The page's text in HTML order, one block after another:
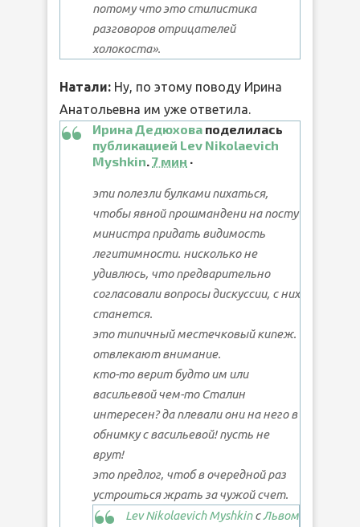
потому что это стилистика
разговоров отрицателей
холокоста».
Натали: Ну, по этому поводу Ирина
Анатольевна им уже ответила.
Ирина Дедюхова поделилась
публикацией Lev Nikolaevich
Myshkin. 7 мин ·
эти полезли булками пихаться,
чтобы явной прошмандени на посту
министра придать видимость
легитимности. нисколько не
удивлюсь, что предварительно
согласовали вопросы дискуссии, с них
станется.
это типичный местечковый кипеж.
отвлекают внимание.
кто-то верит будто им или
васильевой чем-то Сталин
интересен? да плевали они на него в
обнимку с васильевой! пусть не
врут!
это предлог, чтоб в очередной раз
устроиться жрать за чужой счет.
Lev Nikolaevich MyshkinсЛьвом